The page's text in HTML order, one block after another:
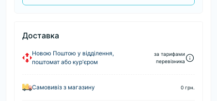
Доставка
Новою Поштою у відділення,
поштомат або кур'єром
за тарифами
перевізника
Самовивіз з магазину 0 грн.